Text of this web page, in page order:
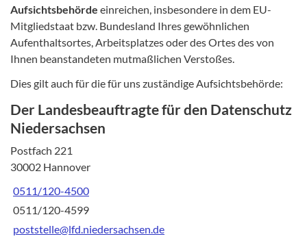
Aufsichtsbehörde einreichen, insbesondere in dem EU-
Mitgliedstaat bzw. Bundesland Ihres gewöhnlichen
Aufenthaltsortes, Arbeitsplatzes oder des Ortes des von
Ihnen beanstandeten mutmaßlichen Verstoßes.
Dies gilt auch für die für uns zuständige Aufsichtsbehörde:
Der Landesbeauftragte für den Datenschutz
Niedersachsen
Postfach 221
30002 Hannover
0511/120-4500
0511/120-4599
poststelle@lfd.niedersachsen.de